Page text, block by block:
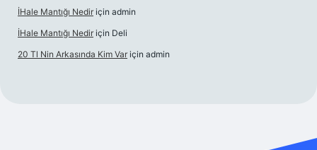
İHale Mantığı Nedir için admin
İHale Mantığı Nedir için Deli
20 Tl Nin Arkasında Kim Var için admin